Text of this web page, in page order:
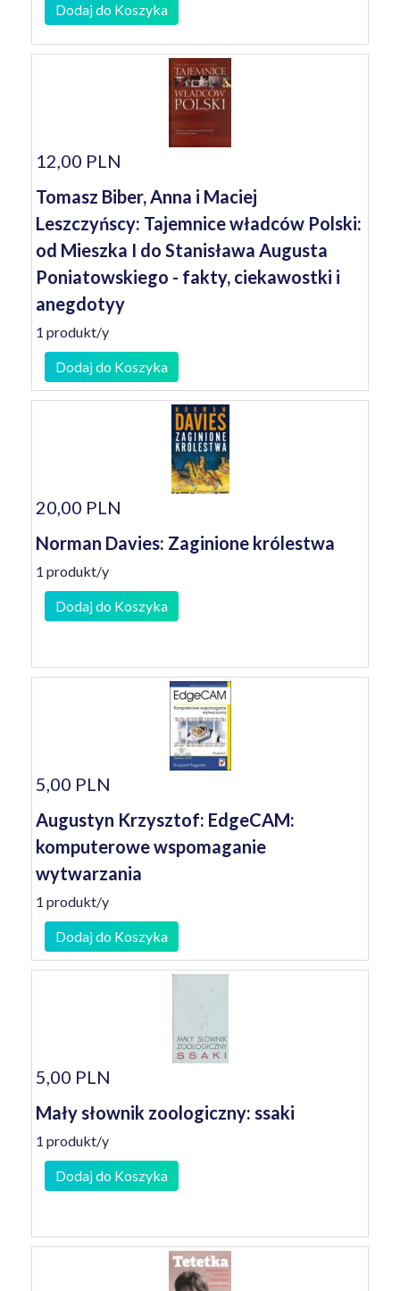
Dodaj do Koszyka
12,00 PLN
Tomasz Biber, Anna i Maciej
Leszczyńscy: Tajemnice władców Polski:
od Mieszka I do Stanisława Augusta
Poniatowskiego - fakty, ciekawostki i
anegdotyy
1 produkt/y
Dodaj do Koszyka
20,00 PLN
Norman Davies: Zaginione królestwa
1 produkt/y
Dodaj do Koszyka
5,00 PLN
Augustyn Krzysztof: EdgeCAM:
komputerowe wspomaganie
wytwarzania
1 produkt/y
Dodaj do Koszyka
5,00 PLN
Mały słownik zoologiczny: ssaki
1 produkt/y
Dodaj do Koszyka